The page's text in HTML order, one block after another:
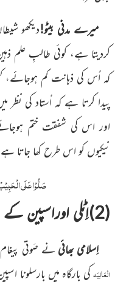
میرے مدنی بیٹو!دیکھو
کردیتا ہے، کوئی طالبِ علم
کہ اُس کی ذہانت کم ہوجائے،
پیدا کرتا ہے کہ اُستاد کی
اور اس کی شفقت ختم
نیکیوں کو اس طرح کھا
صَلُّوْا عَلَی
(2)اِٹلی اوراسپین کے عاشقانِ رسول کو مدنی پھول
اِسلامی بھائینے صَوتی
الْعَالِیَہ کی بارگاہ میں بارسلونا